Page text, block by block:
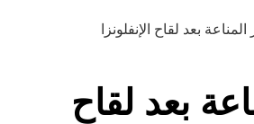
المناعة بعد لقاح الإنفلونزا
بعد لقاح